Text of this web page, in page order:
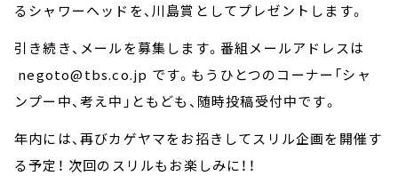
るシャワーヘッドを、川島賞としてプレゼントします。
引き続き、メールを募集します。番組メールアドレスは
negoto@tbs.co.jp です。もうひとつのコーナー「シャ
ンプー中、考え中」ともども、随時投稿受付中です。
年内には、再びカゲヤマをお招きしてスリル企画を開催す
る予定！ 次回のスリルもお楽しみに！！